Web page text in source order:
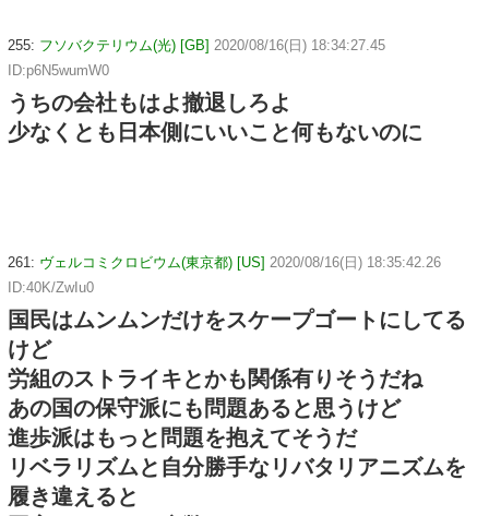
255: フソバクテリウム(光) [GB] 2020/08/16(日) 18:34:27.45
ID:p6N5wumW0
うちの会社もはよ撤退しろよ
少なくとも日本側にいいこと何もないのに
261: ヴェルコミクロビウム(東京都) [US] 2020/08/16(日) 18:35:42.26
ID:40K/ZwIu0
国民はムンムンだけをスケープゴートにしてる
けど
労組のストライキとかも関係有りそうだね
あの国の保守派にも問題あると思うけど
進歩派はもっと問題を抱えてそうだ
リベラリズムと自分勝手なリバタリアニズムを
履き違えると